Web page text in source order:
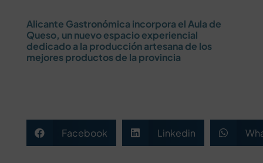
Alicante Gastronómica incorpora el Aula de
Queso, un nuevo espacio experiencial
dedicado a la producción artesana de los
mejores productos de la provincia
 Facebook  Linkedin 